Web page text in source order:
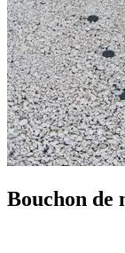
Bouchon de